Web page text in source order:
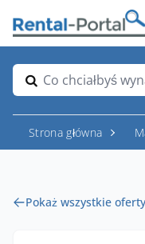
Co chciałbyś
Strona główna
Pokaż wszystkie